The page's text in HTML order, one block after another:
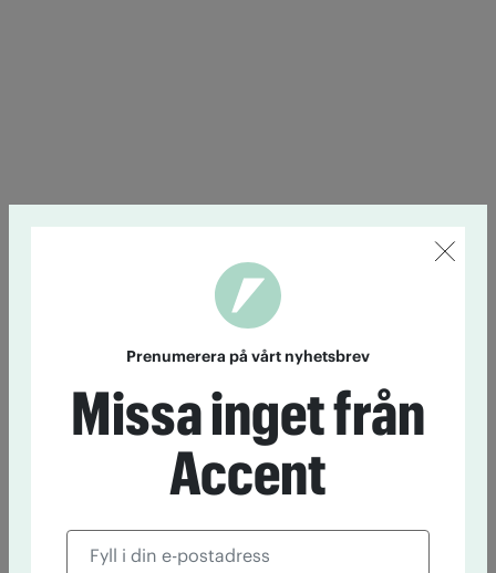
Prenumerera på vårt nyhetsbrev
Missa inget från
Accent